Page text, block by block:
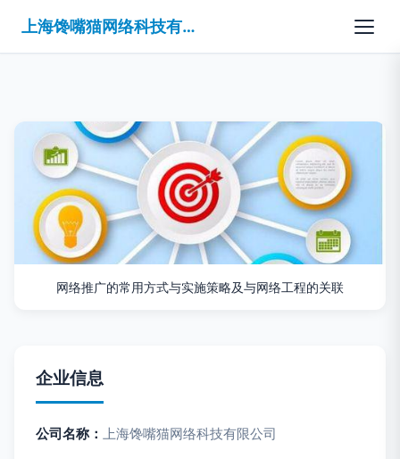
上海馋嘴猫网络科技有限公司
网络推广的常用方式与实施策略及与网络工程的关联
企业信息
公司名称： 上海馋嘴猫网络科技有限公司